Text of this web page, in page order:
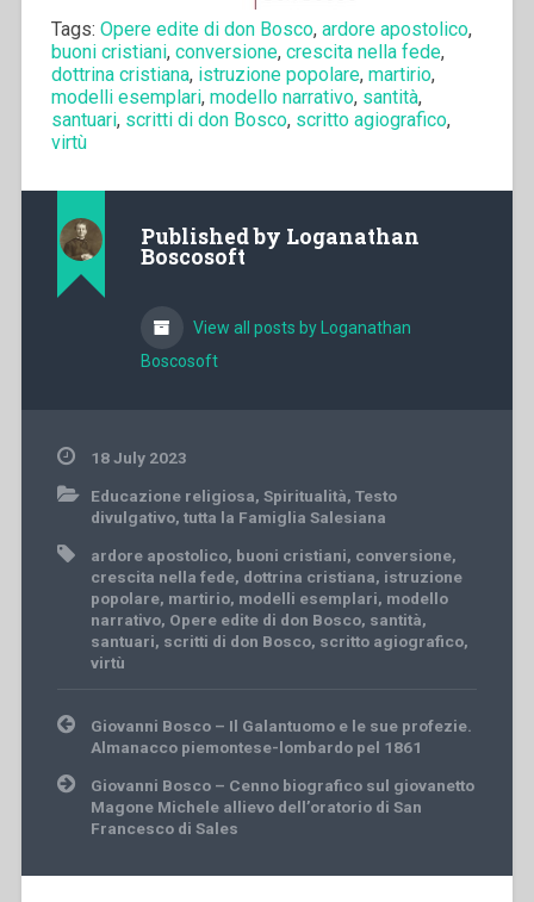
Tags: Opere edite di don Bosco, ardore apostolico,
buoni cristiani, conversione, crescita nella fede,
dottrina cristiana, istruzione popolare, martirio,
modelli esemplari, modello narrativo, santità,
santuari, scritti di don Bosco, scritto agiografico,
virtù
Published by Loganathan
Boscosoft
View all posts by Loganathan
Boscosoft
18 July 2023
Educazione religiosa, Spiritualità, Testo
divulgativo, tutta la Famiglia Salesiana
ardore apostolico, buoni cristiani, conversione,
crescita nella fede, dottrina cristiana, istruzione
popolare, martirio, modelli esemplari, modello
narrativo, Opere edite di don Bosco, santità,
santuari, scritti di don Bosco, scritto agiografico,
virtù
Post
navigation
Giovanni Bosco – Il Galantuomo e le sue profezie.
Almanacco piemontese-lombardo pel 1861
Giovanni Bosco – Cenno biografico sul giovanetto
Magone Michele allievo dell’oratorio di San
Francesco di Sales